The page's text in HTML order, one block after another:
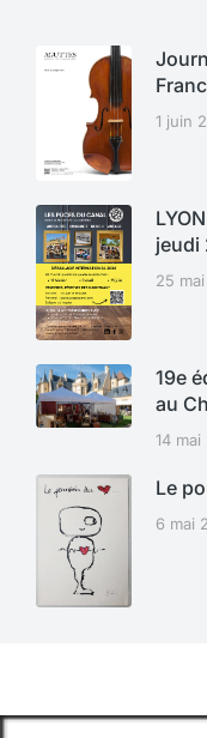
1 juin
jeudi
25
19e
au
14 mai
Le
6 mai